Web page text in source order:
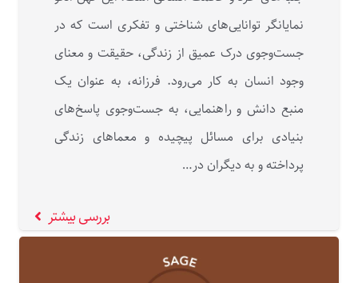
نمایانگر توانایی‌های شناختی و تفکری است که در
جست‌وجوی درک عمیق از زندگی، حقیقت و معنای
وجود انسان به‌ کار می‌رود. فرزانه، به عنوان یک
منبع دانش و راهنمایی، به جست‌وجوی پاسخ‌های
بنیادی برای مسائل پیچیده و معماهای زندگی
پرداخته و به دیگران در…
بررسی بیشتر